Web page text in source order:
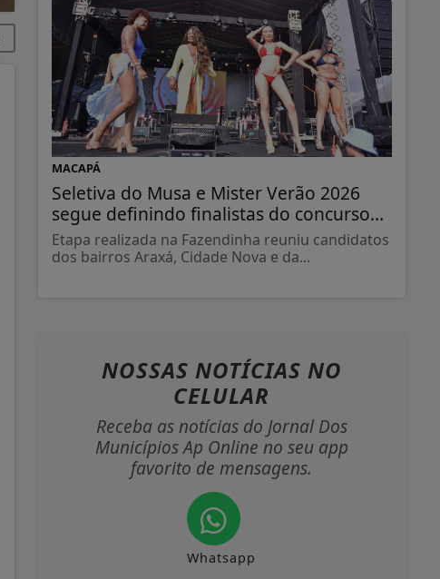
MACAPÁ
Seletiva do Musa e Mister Verão 2026
segue definindo finalistas do concurso...
Etapa realizada na Fazendinha reuniu candidatos
dos bairros Araxá, Cidade Nova e da...
NOSSAS NOTÍCIAS NO
CELULAR
Receba as notícias do Jornal Dos
Municípios Ap Online no seu app
favorito de mensagens.
Whatsapp